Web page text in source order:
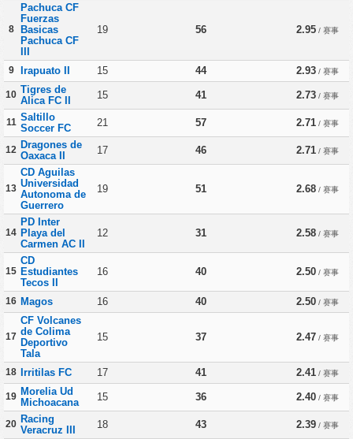
8
Pachuca CF
Fuerzas
Basicas
Pachuca CF
19 56 2.95 / 赛事
9 Irapuato II 15 44 2.93 / 赛事
10 Tigres de
Alica FC II
15 41 2.73 / 赛事
11 Saltillo
Soccer FC
21 57 2.71 / 赛事
12 Dragones de
Oaxaca II
17 46 2.71 / 赛事
13
CD Aguilas
Universidad
Autonoma de
Guerrero
19 51 2.68 / 赛事
14
PD Inter
Playa del
Carmen AC II
12 31 2.58 / 赛事
15
CD
Estudiantes
Tecos II
16 40 2.50 / 赛事
16 Magos 16 40 2.50 / 赛事
17
CF Volcanes
de Colima
Deportivo
Tala
15 37 2.47 / 赛事
18 Irritilas FC 17 41 2.41 / 赛事
19 Morelia Ud
Michoacana
15 36 2.40 / 赛事
20 Racing
Veracruz III
18 43 2.39 / 赛事